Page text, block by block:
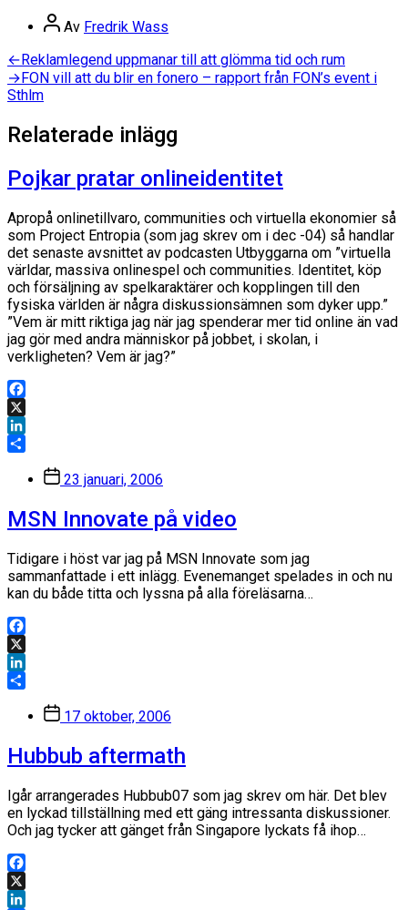
Inläggsförfattare
Av Fredrik Wass
Inläggsnavigering
←Föregående
inlägg:
Reklamlegend uppmanar till att glömma tid och rum
→Nästa
inlägg:
FON vill att du blir en fonero – rapport från FON’s event i
Sthlm
Relaterade inlägg
Pojkar pratar onlineidentitet
Apropå onlinetillvaro, communities och virtuella ekonomier så
som Project Entropia (som jag skrev om i dec -04) så handlar
det senaste avsnittet av podcasten Utbyggarna om ”virtuella
världar, massiva onlinespel och communities. Identitet, köp
och försäljning av spelkaraktärer och kopplingen till den
fysiska världen är några diskussionsämnen som dyker upp.”
”Vem är mitt riktiga jag när jag spenderar mer tid online än vad
jag gör med andra människor på jobbet, i skolan, i
verkligheten? Vem är jag?”
Facebook
X
LinkedIn
Inläggsdatum
23 januari, 2006
MSN Innovate på video
Tidigare i höst var jag på MSN Innovate som jag
sammanfattade i ett inlägg. Evenemanget spelades in och nu
kan du både titta och lyssna på alla föreläsarna…
Facebook
X
LinkedIn
Inläggsdatum
17 oktober, 2006
Hubbub aftermath
Igår arrangerades Hubbub07 som jag skrev om här. Det blev
en lyckad tillställning med ett gäng intressanta diskussioner.
Och jag tycker att gänget från Singapore lyckats få ihop…
Facebook
X